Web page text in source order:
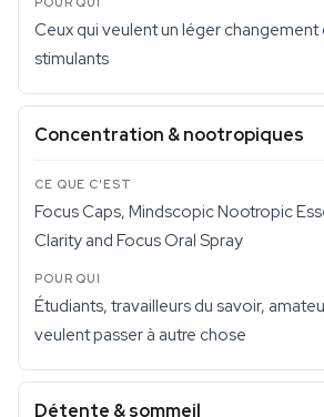
Ceux qui veulent un léger changement
stimulants
Concentration & nootropiques
Focus Caps, Mindscopic Nootropic
Clarity and Focus Oral Spray
Étudiants, travailleurs du savoir,
veulent passer à autre chose
Détente & sommeil